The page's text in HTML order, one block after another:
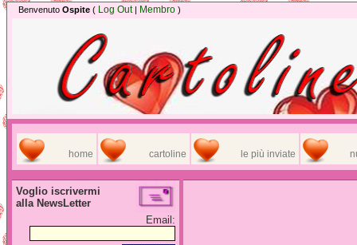
Benvenuto Ospite ( Log Out| Membro )
home cartoline le più inviate
Voglio iscrivermi
alla NewsLetter
Email: